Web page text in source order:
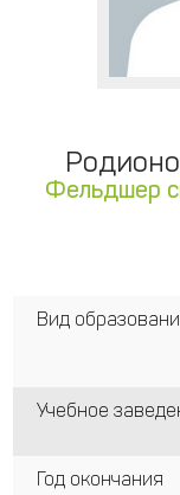
Фельдшер
Вид
Учебное
Год окончания